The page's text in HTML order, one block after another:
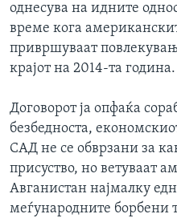
однесува на идните
време кога
привршуваат
крајот на 2014-та година.
Договорот ја опфаќа
безбедноста,
САД не се обврзани за
присуство, но ветуваат
Авганистан најмалку
меѓународните борбени